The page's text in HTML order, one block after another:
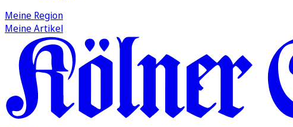
Meine Region
Meine Artikel